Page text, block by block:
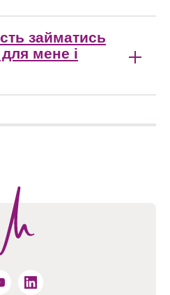
займатись
мене і